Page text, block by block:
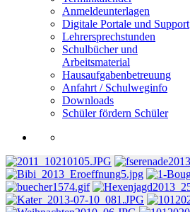
Anmeldeunterlagen
Digitale Portale und Support
Lehrersprechstunden
Schulbücher und
Arbeitsmaterial
Hausaufgabenbetreuung
Anfahrt / Schulweginfo
Downloads
Schüler fördern Schüler